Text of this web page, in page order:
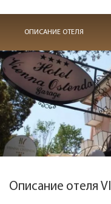
ОПИСАНИЕ ОТЕЛЯ
Описание отеля